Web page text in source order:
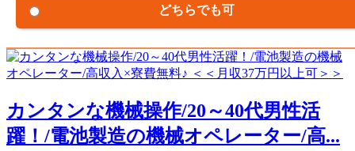
どちらでも可
カンタンな機械操作/20～40代男性活
躍！/電池製造の機械オペレーター/高...